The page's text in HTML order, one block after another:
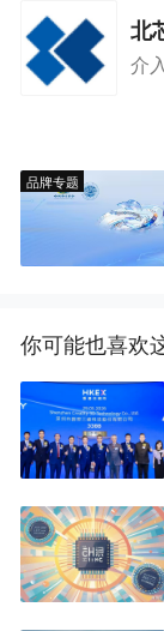
北
介
品牌专题
你可能也喜欢